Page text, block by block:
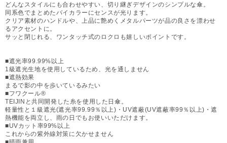
どんなスタイルにも合わせやすい、切り継ぎデザインのシンプルな傘。
同系色でまとめたバイカラーにセンスが光ります。
クリア素材のハンドルや、上品に艶めくメタルパーツが品の良さを漂わせ
るアクセントに。
サッと閉じれる、ワンタッチ式のロクロも嬉しいポイントです。
■遮光率99.99%以上
1級遮光生地を使用しているため、光を通しません
■遮熱効果
まるで影の中を歩いているみたい
■フワクール®
TEIJINと共同開発した糸を使用した日傘。
軽量性と１級遮光(遮光率99.99％以上)・UV遮蔽(UV遮蔽率99％以上)・遮
熱機能を両立し、雨の日でもお使いいただけます。
■UVカット率99%以上
これからの紫外線対策に欠かせません